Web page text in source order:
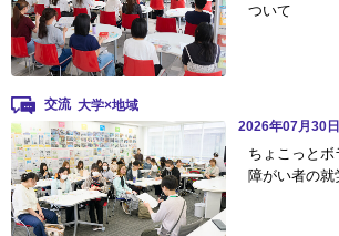
ついて
交流
ちょこっと
障がい者の就
2026年07月30日